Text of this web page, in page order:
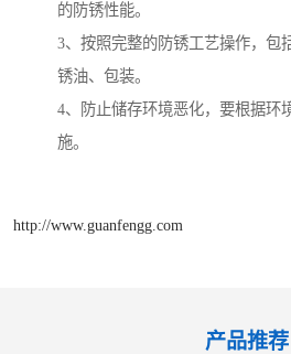
的防锈性能。
3、按照完整的防锈工艺操作，包
锈油、包装。
4、防止储存环境恶化，要根据环
施。
http://www.guanfengg.com
产品推荐